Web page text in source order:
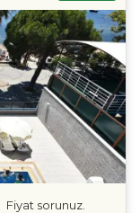
Fiyat sorunuz.